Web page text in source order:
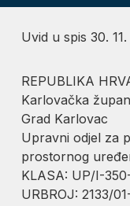
Uvid u spis 30. 11.
REPUBLIKA
Karlovačka
Grad Karlovac
Upravni odjel za
prostornog
KLASA: UP/I-
URBROJ: 2133/